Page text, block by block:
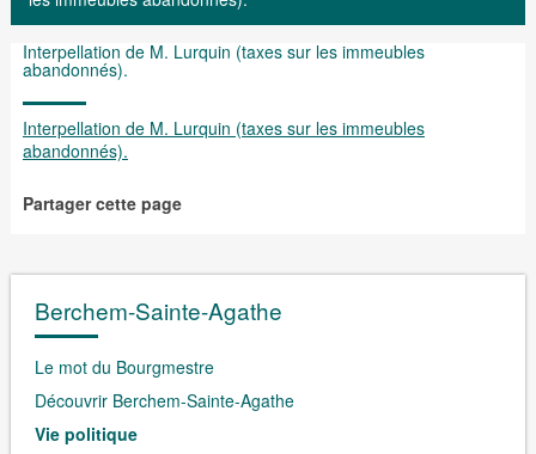
Interpellation de M. Lurquin (taxes sur les immeubles
abandonnés).
Interpellation de M. Lurquin (taxes sur les immeubles
abandonnés).
Partager cette page
Berchem-Sainte-Agathe
Le mot du Bourgmestre
Découvrir Berchem-Sainte-Agathe
Vie politique